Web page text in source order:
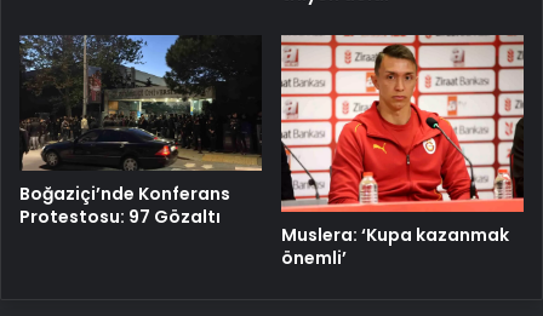
Boğaziçi’nde Konferans
Protestosu: 97 Gözaltı
Muslera: ‘Kupa kazanmak
önemli’